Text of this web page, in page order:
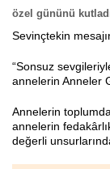
özel gününü
Sevinçtekin
“Sonsuz
annelerin Anneler
Annelerin
annelerin
değerli